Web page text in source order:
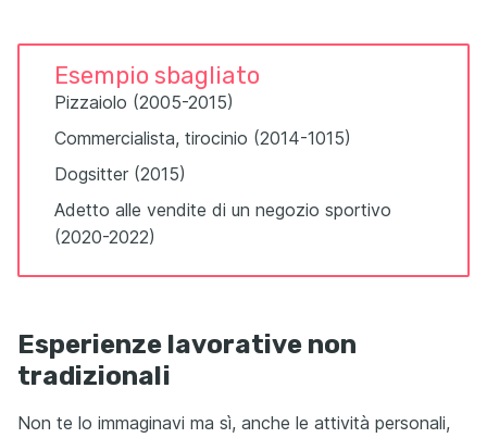
Esempio sbagliato
Pizzaiolo (2005-2015)
Commercialista, tirocinio (2014-1015)
Dogsitter (2015)
Adetto alle vendite di un negozio sportivo
(2020-2022)
Esperienze lavorative non
tradizionali
Non te lo immaginavi ma sì, anche le attività personali,